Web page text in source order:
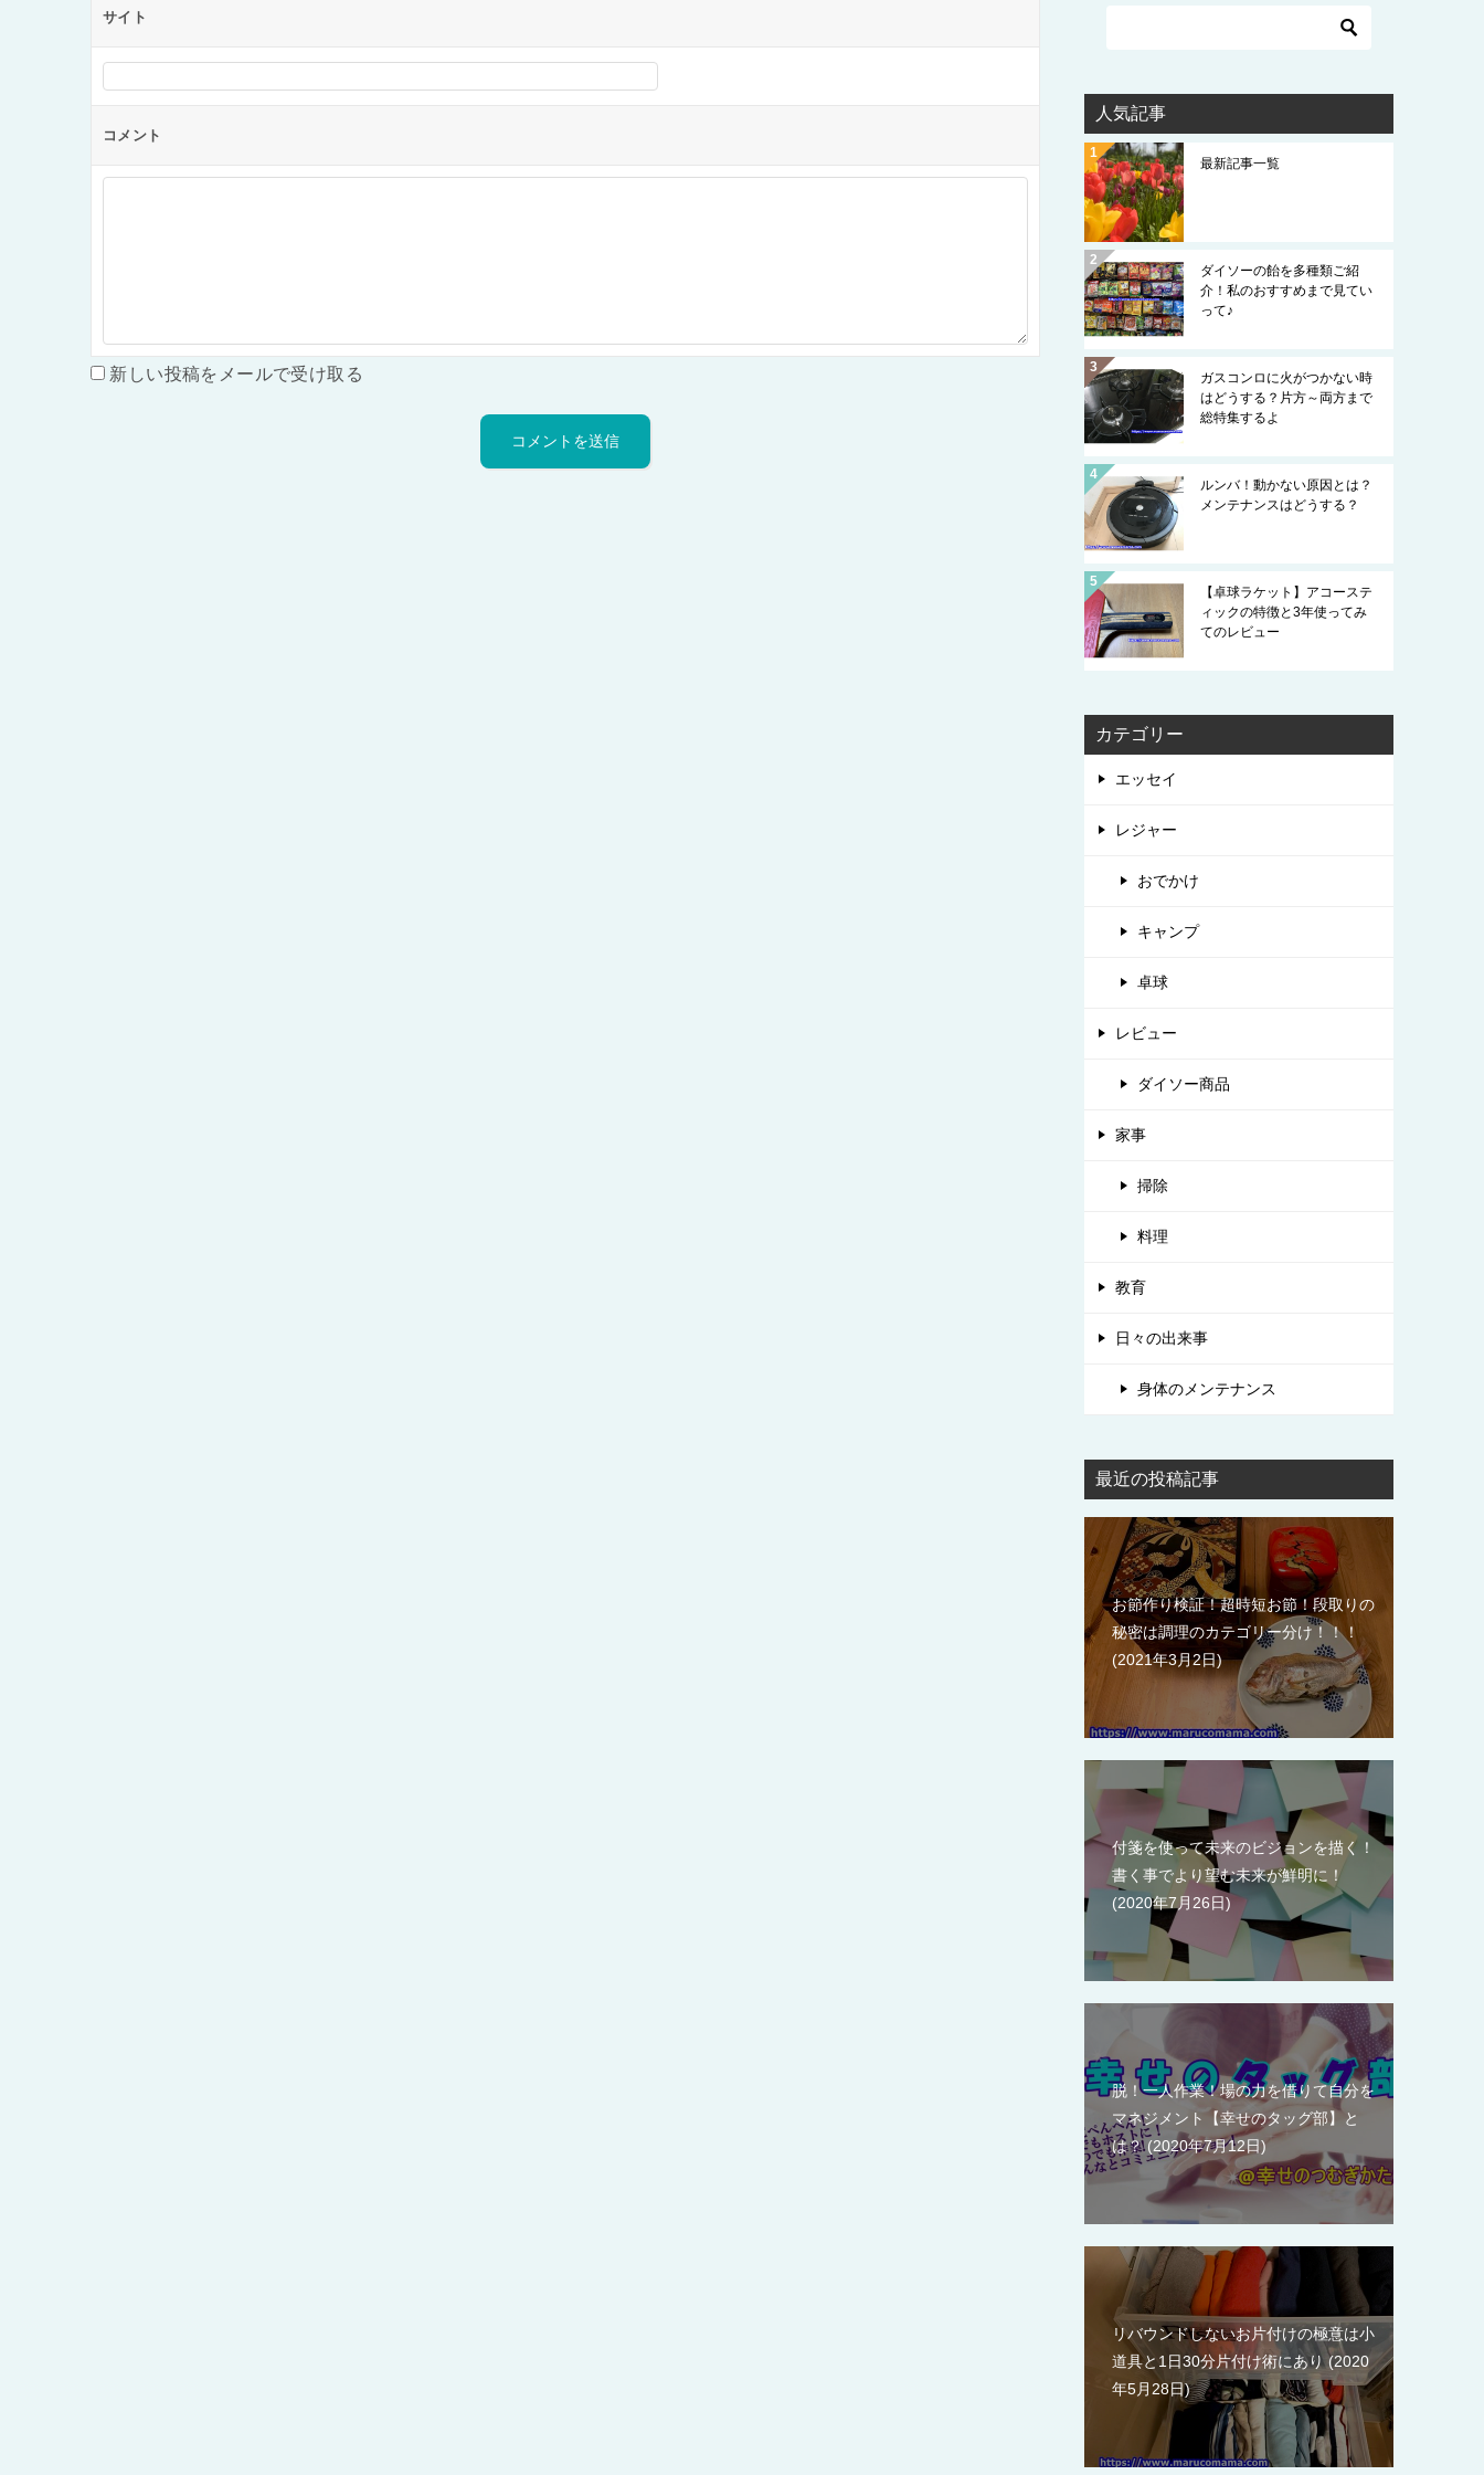
サイト
コメント
新しい投稿をメールで受け取る
人気記事
最新記事一覧
ダイソーの飴を多種類ご紹
介！私のおすすめまで見てい
って♪
ガスコンロに火がつかない時
はどうする？片方～両方まで
総特集するよ
ルンバ！動かない原因とは？
メンテナンスはどうする？
【卓球ラケット】アコーステ
ィックの特徴と3年使ってみ
てのレビュー
カテゴリー
エッセイ
レジャー
おでかけ
キャンプ
卓球
レビュー
ダイソー商品
家事
掃除
料理
教育
日々の出来事
身体のメンテナンス
最近の投稿記事
お節作り検証！超時短お節！段取りの
秘密は調理のカテゴリー分け！！！
2021年3月2日
付箋を使って未来のビジョンを描く！
書く事でより望む未来が鮮明に！
2020年7月26日
脱！一人作業！場の力を借りて自分を
マネジメント【幸せのタッグ部】と
は？
2020年7月12日
リバウンドしないお片付けの極意は小
道具と1日30分片付け術にあり
2020
年5月28日